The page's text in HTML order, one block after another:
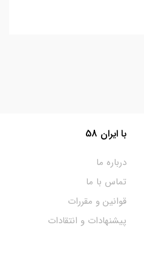
با ایران 58
درباره ما
تماس با ما
قوانین و مقررات
پیشنهادات و انتقادات